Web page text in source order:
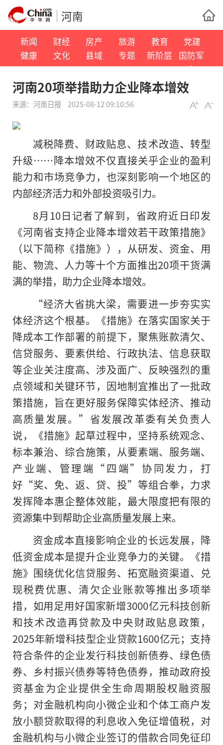
河南
新闻 财经 房产 旅游 教育
党建
健康
文化 县域 专题 新阶层
国防军
事
河南20项举措助力企业降本增效
来源： 河南日报 2025-08-12 09:10:56
减税降费、财政贴息、技术改造、转型
升级……降本增效不仅直接关乎企业的盈利
能力和市场竞争力，也深刻影响一个地区的
内部经济活力和外部投资吸引力。
8月10日记者了解到，省政府近日印发
《河南省支持企业降本增效若干政策措施》
（以下简称《措施》），从研发、资金、用
能、物流、人力等十个方面推出20项干货满
满的举措，助力企业降本增效。
“经济大省挑大梁，需要进一步夯实实
体经济这个根基。《措施》在落实国家关于
降成本工作部署的前提下，聚焦账款清欠、
信贷服务、要素供给、行政执法、信息获取
等企业关注度高、涉及面广、反映强烈的重
点领域和关键环节，因地制宜推出了一批政
策措施，旨在更好服务保障实体经济、推动
高质量发展。”省发展改革委有关负责人
说，《措施》起草过程中，坚持系统观念、
标本兼治、综合施策，从要素端、服务端、
产业端、管理端“四端”协同发力，打
好“奖、免、返、贷、投”等组合拳，力求
发挥降本惠企整体效能，最大限度把有限的
资源集中到帮助企业高质量发展上来。
资金成本直接影响企业的长远发展，降
低资金成本是提升企业竞争力的关键。《措
施》围绕优化信贷服务、拓宽融资渠道、兑
现税费优惠、清欠企业账款等推出多项举
措，如用足用好国家新增3000亿元科技创新
和技术改造再贷款及中央财政贴息政策，
2025年新增科技型企业贷款1600亿元；支持
符合条件的企业发行科技创新债券、绿色债
券、乡村振兴债券等特色债券，推动政府投
资基金为企业提供全生命周期股权融资服
务；对金融机构向小微企业和个体工商户发
放小额贷款取得的利息收入免征增值税，对
金融机构与小微企业签订的借款合同免征印